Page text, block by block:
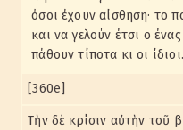
όσοι έχουν αίσθηση· το
και να γελούν έτσι ο
πάθουν τίποτα κι οι
[360e]
Τὴν δὲ κρίσιν αὐτὴν τοῦ